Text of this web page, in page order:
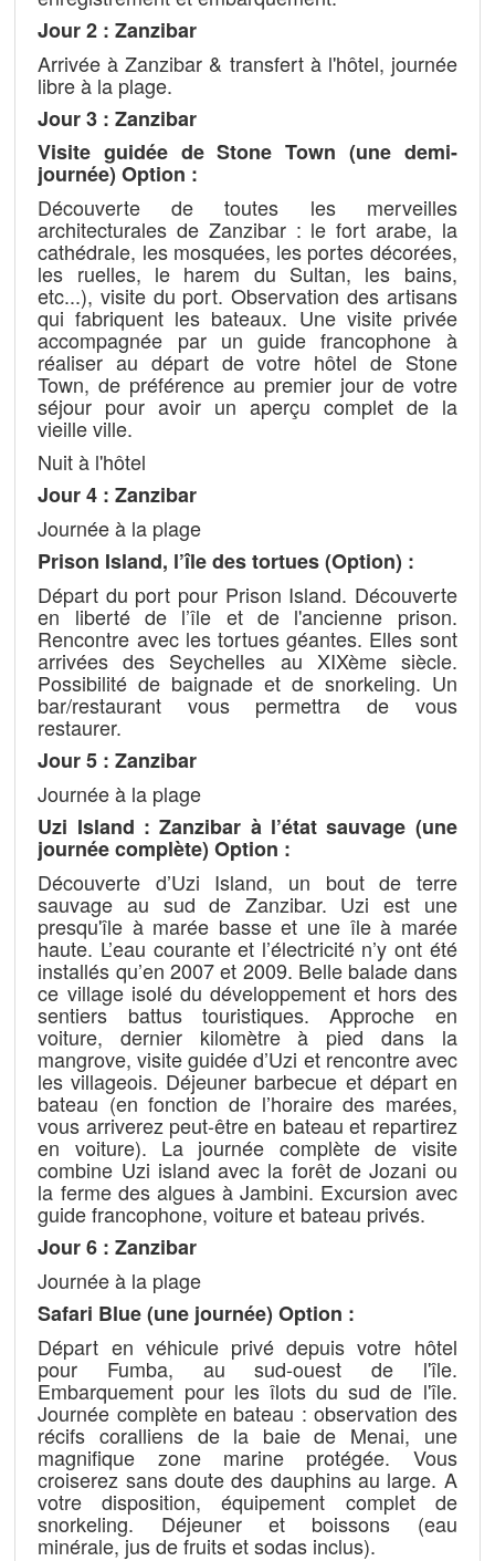
Jour 2 : Zanzibar
Arrivée à Zanzibar & transfert à l'hôtel, journée
libre à la plage.
Jour 3 : Zanzibar
Visite guidée de Stone Town (une demi-
journée) Option :
Découverte de toutes les merveilles
architecturales de Zanzibar : le fort arabe, la
cathédrale, les mosquées, les portes décorées,
les ruelles, le harem du Sultan, les bains,
etc...), visite du port. Observation des artisans
qui fabriquent les bateaux. Une visite privée
accompagnée par un guide francophone à
réaliser au départ de votre hôtel de Stone
Town, de préférence au premier jour de votre
séjour pour avoir un aperçu complet de la
vieille ville.
Nuit à l'hôtel
Jour 4 : Zanzibar
Journée à la plage
Prison Island, l’île des tortues (Option) :
Départ du port pour Prison Island. Découverte
en liberté de l’île et de l'ancienne prison.
Rencontre avec les tortues géantes. Elles sont
arrivées des Seychelles au XIXème siècle.
Possibilité de baignade et de snorkeling. Un
bar/restaurant vous permettra de vous
restaurer.
Jour 5 : Zanzibar
Journée à la plage
Uzi Island : Zanzibar à l’état sauvage (une
journée complète)Option :
Découverte d’Uzi Island, un bout de terre
sauvage au sud de Zanzibar. Uzi est une
presqu'île à marée basse et une île à marée
haute. L’eau courante et l’électricité n’y ont été
installés qu’en 2007 et 2009. Belle balade dans
ce village isolé du développement et hors des
sentiers battus touristiques. Approche en
voiture, dernier kilomètre à pied dans la
mangrove, visite guidée d’Uzi et rencontre avec
les villageois. Déjeuner barbecue et départ en
bateau (en fonction de l’horaire des marées,
vous arriverez peut-être en bateau et repartirez
en voiture). La journée complète de visite
combine Uzi island avec la forêt de Jozani ou
la ferme des algues à Jambini. Excursion avec
guide francophone, voiture et bateau privés.
Jour 6 : Zanzibar
Journée à la plage
Safari Blue (une journée) Option :
Départ en véhicule privé depuis votre hôtel
pour Fumba, au sud-ouest de l'île.
Embarquement pour les îlots du sud de l'île.
Journée complète en bateau : observation des
récifs coralliens de la baie de Menai, une
magnifique zone marine protégée. Vous
croiserez sans doute des dauphins au large. A
votre disposition, équipement complet de
snorkeling. Déjeuner et boissons (eau
minérale, jus de fruits et sodas inclus).